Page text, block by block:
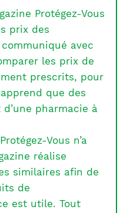
Protégez-Vous
prix des
avec
les prix de
prescrits, pour
que des
pharmacie à
Vous n’a
réalise
similaires afin de
de
est utile. Tout